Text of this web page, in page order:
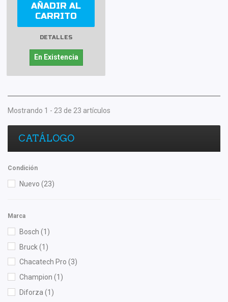
AÑADIR AL
CARRITO
DETALLES
En Existencia
Mostrando 1 - 23 de 23 artículos
CATÁLOGO
Condición
Nuevo (23)
Marca
Bosch (1)
Bruck(1)
Chacatech Pro (3)
Champion (1)
Diforza (1)